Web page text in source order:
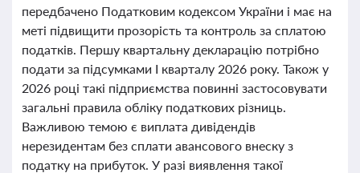
передбачено Податковим кодексом України і має на
меті підвищити прозорість та контроль за сплатою
податків. Першу квартальну декларацію потрібно
подати за підсумками І кварталу 2026 року. Також у
2026 році такі підприємства повинні застосовувати
загальні правила обліку податкових різниць.
Важливою темою є виплата дивідендів
нерезидентам без сплати авансового внеску з
податку на прибуток. У разі виявлення такої